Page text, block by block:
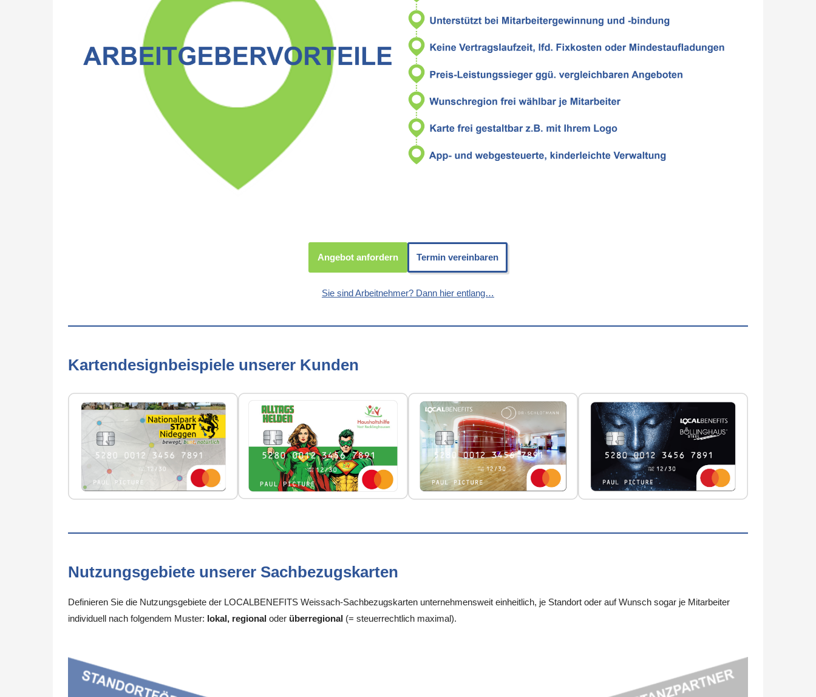
Angebot anfordern Termin vereinbaren
Sie sind Arbeitnehmer? Dann hier entlang…
Kartendesignbeispiele unserer Kunden
Nutzungsgebiete unserer Sachbezugskarten
Definieren Sie die Nutzungsgebiete der LOCALBENEFITS Weissach-Sachbezugskarten unternehmensweit einheitlich, je Standort oder auf Wunsch sogar je Mitarbeiter
individuell nach folgendem Muster: lokal, regional oder überregional (= steuerrechtlich maximal).